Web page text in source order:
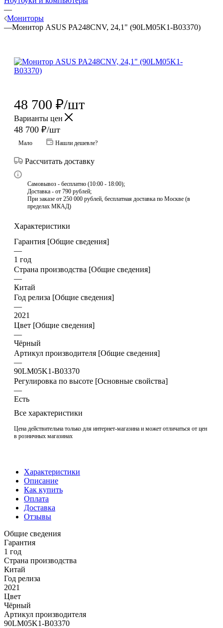
—
Мониторы
—Монитор ASUS PA248CNV, 24,1" (90LM05K1-B03370)
48 700 ₽/шт
Варианты цен
48 700 ₽/шт
Мало Нашли дешевле?
Рассчитать доставку
Самовывоз - бесплатно (10:00 - 18:00);
Доставка - от 790 рублей;
При заказе от 250 000 рублей, бесплатная доставка по Москве (в
пределах МКАД)
Характеристики
Гарантия [Общие сведения]
—
1 год
Страна производства [Общие сведения]
—
Китай
Год релиза [Общие сведения]
—
2021
Цвет [Общие сведения]
—
Чёрный
Артикул производителя [Общие сведения]
—
90LM05K1-B03370
Регулировка по высоте [Основные свойства]
—
Есть
Все характеристики
Цена действительна только для интернет-магазина и может отличаться от цен
в розничных магазинах
Характеристики
Описание
Как купить
Оплата
Доставка
Отзывы
Общие сведения
Гарантия
1 год
Страна производства
Китай
Год релиза
2021
Цвет
Чёрный
Артикул производителя
90LM05K1-B03370